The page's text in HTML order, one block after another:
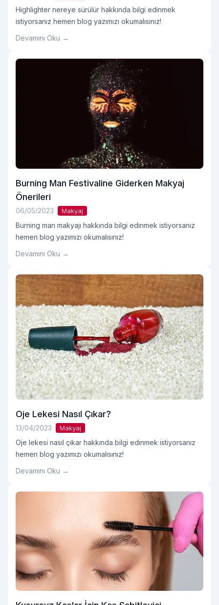
Highlighter nereye sürülür hakkında bilgi edinmek
istiyorsanız hemen blog yazımızı okumalısınız!
Devamını Oku →
Burning Man Festivaline Giderken Makyaj
Önerileri
06/05/2023 Makyaj
Burning man makyajı hakkında bilgi edinmek istiyorsanız
hemen blog yazımızı okumalısınız!
Devamını Oku →
Oje Lekesi Nasıl Çıkar?
13/04/2023 Makyaj
Oje lekesi nasıl çıkar hakkında bilgi edinmek istiyorsanız
hemen blog yazımızı okumalısınız!
Devamını Oku →